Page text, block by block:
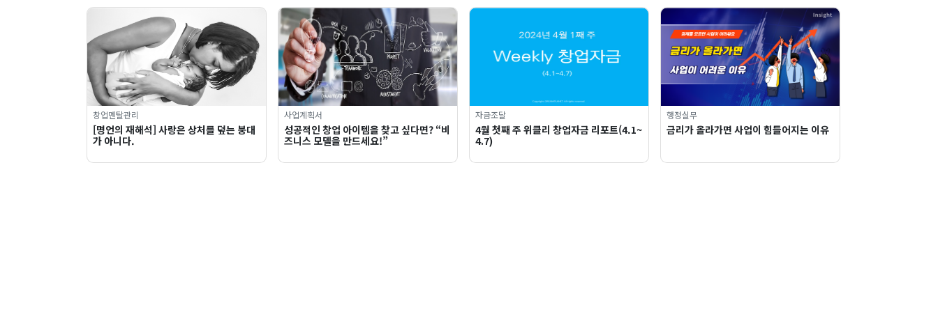
창업멘탈관리
[명언의 재해석] 사랑은 상처를 덮는 붕대
가 아니다.
사업계획서
성공적인 창업 아이템을 찾고 싶다면? “비
즈니스 모델을 만드세요!”
자금조달
4월 첫째 주 위클리 창업자금 리포트(4.1~
4.7)
행정실무
금리가 올라가면 사업이 힘들어지는 이유